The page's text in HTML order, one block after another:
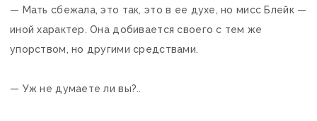
— Мать сбежала, это так, это в ее духе, но мисс Блейк —
иной характер. Она добивается своего с тем же
упорством, но другими средствами.
— Уж не думаете ли вы?..